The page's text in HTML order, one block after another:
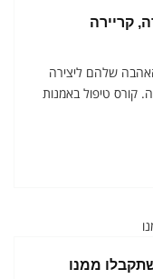
קריירה
שלהם ליצירה
קורס טיפול באמנות
ממנו